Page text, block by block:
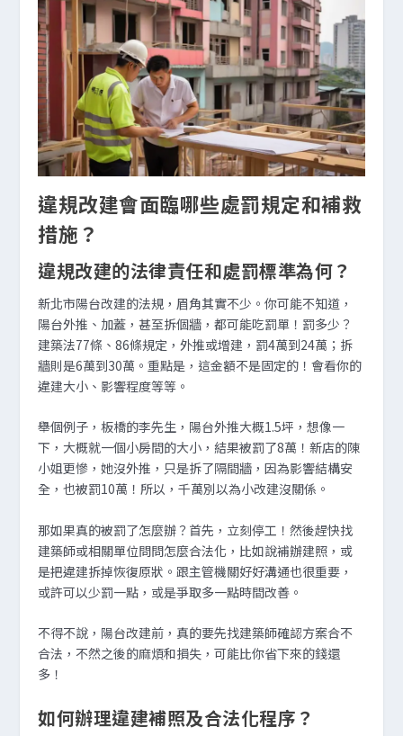
違規改建會面臨哪些處罰規定和補救
措施？
違規改建的法律責任和處罰標準為何？
新北市陽台改建的法規，眉角其實不少。你可能不知道，
陽台外推、加蓋，甚至拆個牆，都可能吃罰單！罰多少？
建築法77條、86條規定，外推或增建，罰4萬到24萬；拆
牆則是6萬到30萬。重點是，這金額不是固定的！會看你的
違建大小、影響程度等等。
舉個例子，板橋的李先生，陽台外推大概1.5坪，想像一
下，大概就一個小房間的大小，結果被罰了8萬！新店的陳
小姐更慘，她沒外推，只是拆了隔間牆，因為影響結構安
全，也被罰10萬！所以，千萬別以為小改建沒關係。
那如果真的被罰了怎麼辦？首先，立刻停工！然後趕快找
建築師或相關單位問問怎麼合法化，比如說補辦建照，或
是把違建拆掉恢復原狀。跟主管機關好好溝通也很重要，
或許可以少罰一點，或是爭取多一點時間改善。
不得不說，陽台改建前，真的要先找建築師確認方案合不
合法，不然之後的麻煩和損失，可能比你省下來的錢還
多！
如何辦理違建補照及合法化程序？